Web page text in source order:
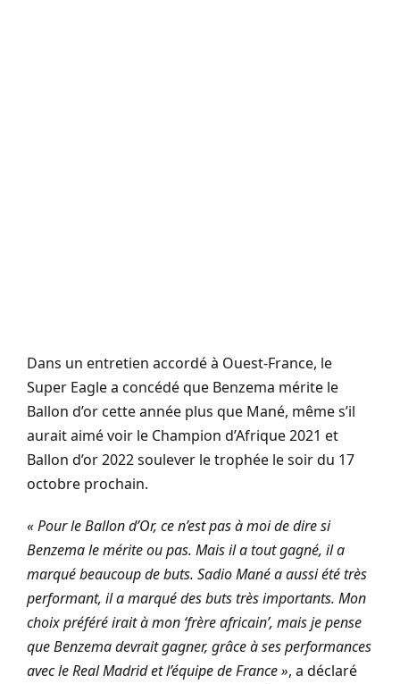
Dans un entretien accordé à Ouest-France, le
Super Eagle a concédé que Benzema mérite le
Ballon d’or cette année plus que Mané, même s’il
aurait aimé voir le Champion d’Afrique 2021 et
Ballon d’or 2022 soulever le trophée le soir du 17
octobre prochain.
« Pour le Ballon d’Or, ce n’est pas à moi de dire si
Benzema le mérite ou pas. Mais il a tout gagné, il a
marqué beaucoup de buts. Sadio Mané a aussi été très
performant, il a marqué des buts très importants. Mon
choix préféré irait à mon ‘frère africain’, mais je pense
que Benzema devrait gagner, grâce à ses performances
avec le Real Madrid et l’équipe de France », a déclaré